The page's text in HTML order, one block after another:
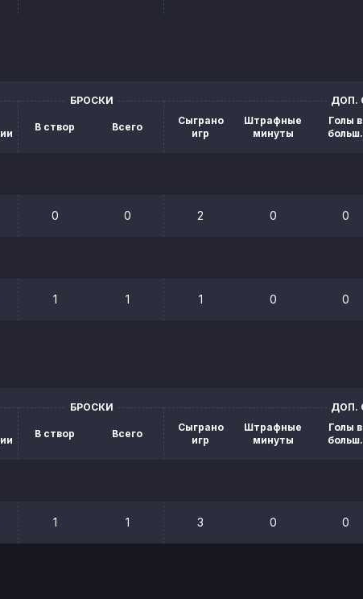
БРОСКИ
В створ Всего
ДОП.
Сыграно
игр
Штрафные
минуты
Голы в
больш.
0 0 2 0 0
1 1 1 0 0
БРОСКИ
В створ Всего
ДОП.
Сыграно
игр
Штрафные
минуты
Голы в
больш.
1 1 3 0 0